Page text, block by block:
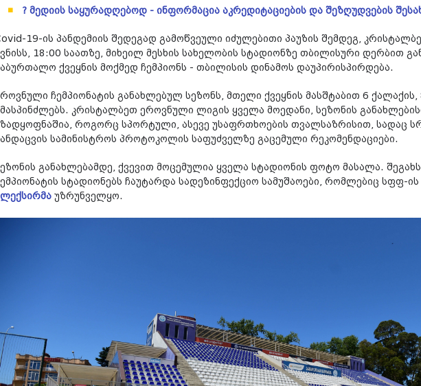
? მედიის საყურადღებოდ - ინფორმაცია აკრედიტაციების და შეზღუდვების
19-ის პანდემიის შედეგად გამოწვეული იძულებითი პაუზის შემდეგ,
18:00 საათზე, მიხეილ მესხის სახელობის სტადიონზე თბილისური დერბით
ქვეყნის მოქმედ ჩემპიონს - თბილისის დინამოს დაუპირისპირდება.
ჩემპიონატის განახლებულ სეზონს, მთელი ქვეყნის მასშტაბით 6 ქალაქის,
კრისტალბეთ ეროვნული ლიგის ყველა მოედანი, სეზონის
როგორც სპორტული, ასევე უსაფრთხოების თვალსაზრისით, სადაც
სამინისტროს პროტოკოლის საფუძველზე გაცემული რეკომენდაციები.
განახლებამდე, ქვევით მოცემულია ყველა სტადიონის ფოტო მასალა.
სტადიონებს ჩაუტარდა სადეზინფექციო სამუშაოები, რომლებიც სფფ-
უზრუნველყო.